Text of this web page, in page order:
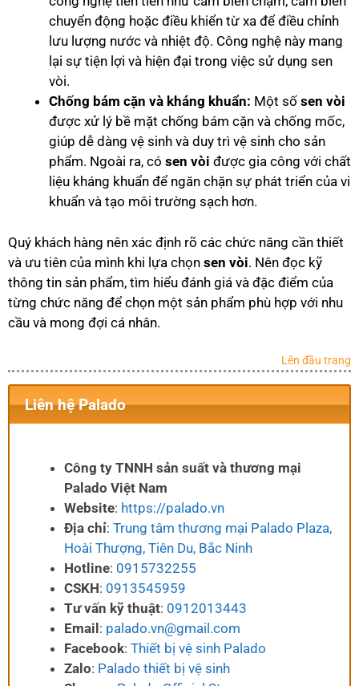
chuyển động hoặc điều khiển từ xa để điều chỉnh
lưu lượng nước và nhiệt độ. Công nghệ này mang
lại sự tiện lợi và hiện đại trong việc sử dụng sen
vòi.
Chống bám cặn và kháng khuẩn: Một số sen vòi
được xử lý bề mặt chống bám cặn và chống mốc,
giúp dễ dàng vệ sinh và duy trì vệ sinh cho sản
phẩm. Ngoài ra, có sen vòi được gia công với chất
liệu kháng khuẩn để ngăn chặn sự phát triển của vi
khuẩn và tạo môi trường sạch hơn.
Quý khách hàng nên xác định rõ các chức năng cần thiết
và ưu tiên của mình khi lựa chọn sen vòi. Nên đọc kỹ
thông tin sản phẩm, tìm hiểu đánh giá và đặc điểm của
từng chức năng để chọn một sản phẩm phù hợp với nhu
cầu và mong đợi cá nhân.
Lên đầu trang
Liên hệ Palado
Công ty TNNH sản suất và thương mại
Palado Việt Nam
Website: https://palado.vn
Địa chỉ: Trung tâm thương mại Palado Plaza,
Hoài Thượng, Tiên Du, Bắc Ninh
Hotline: 0915732255
CSKH: 0913545959
Tư vấn kỹ thuật: 0912013443
Email: palado.vn@gmail.com
Facebook: Thiết bị vệ sinh Palado
Zalo: Palado thiết bị vệ sinh